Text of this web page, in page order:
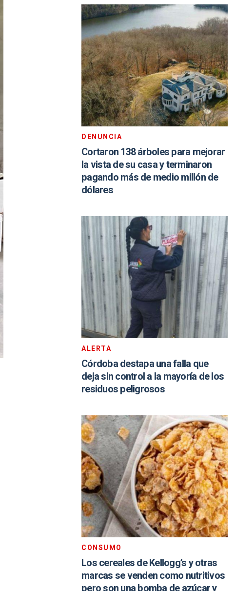
DENUNCIA
Cortaron 138 árboles para mejorar
la vista de su casa y terminaron
pagando más de medio millón de
dólares
ALERTA
Córdoba destapa una falla que
deja sin control a la mayoría de los
residuos peligrosos
CONSUMO
Los cereales de Kellogg’s y otras
marcas se venden como nutritivos